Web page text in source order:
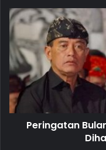
u
r
m
a
i
a
d
Peringatan